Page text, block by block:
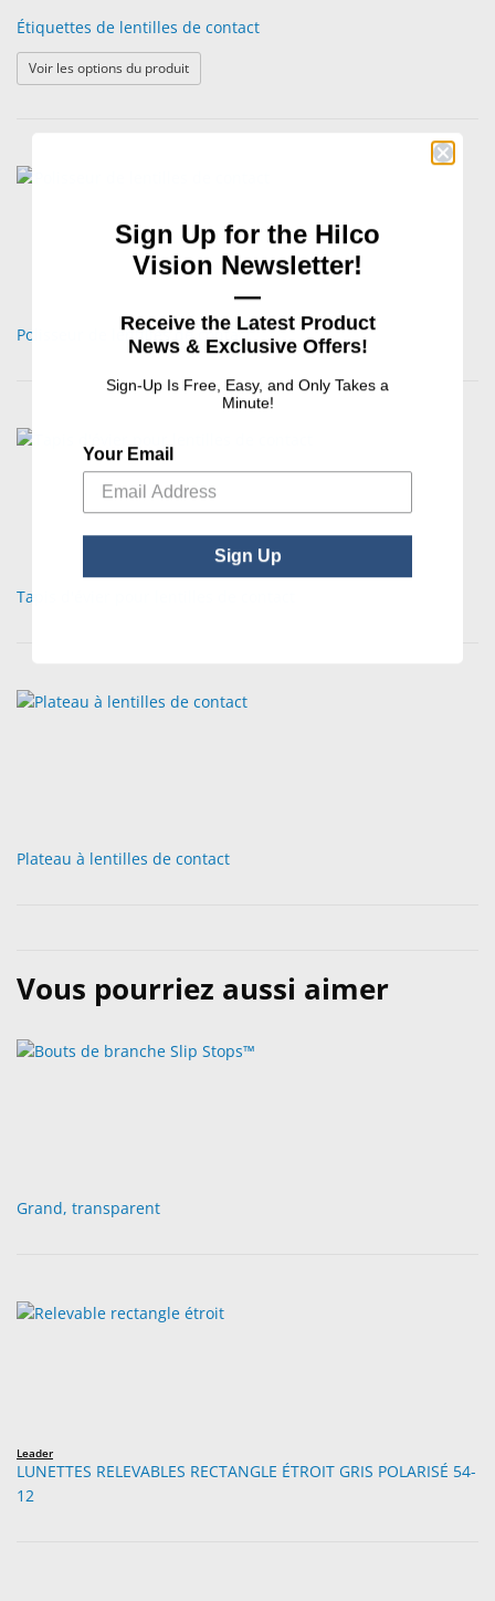
Étiquettes de lentilles de contact
Voir les options du produit: Étiquettes de lentilles de contact
Polisseur de lentilles de contact
Tapis d'évier pour lentilles de contact
Plateau à lentilles de contact
Vous pourriez aussi aimer
Grand, transparent
Leader
LUNETTES RELEVABLES RECTANGLE ÉTROIT GRIS POLARISÉ 54-
12
Sign Up for the Hilco
Vision Newsletter!
—
Receive the Latest Product
News & Exclusive Offers!
Sign-Up Is Free, Easy, and Only Takes a
Minute!
Your Email
Sign Up